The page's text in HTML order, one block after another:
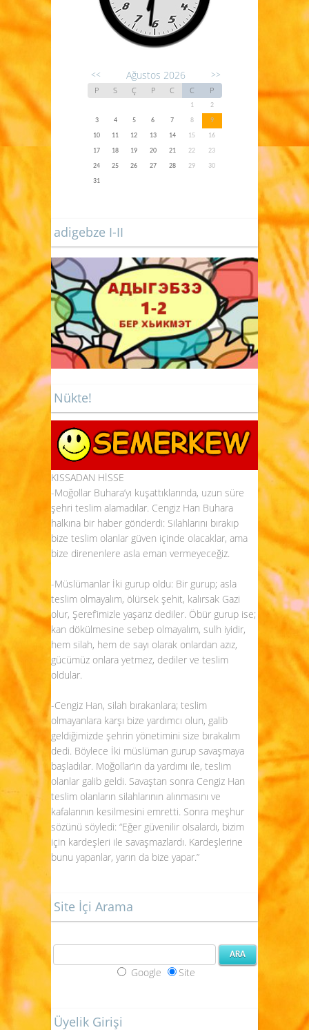
<< Ağustos 2026 >>
P S Ç P C C P
1
2
3
4 5 6 7 8
9
10
11 12 13 14 15
16
17
18 19 20 21 22
23
24
25 26 27 28 29
30
31
adigebze I-II
Nükte!
KISSADAN HİSSE
-Moğollar Buhara’yı kuşattıklarında, uzun süre
şehri teslim alamadılar. Cengiz Han Buhara
halkına bir haber gönderdi: Silahlarını bırakıp
bize teslim olanlar güven içinde olacaklar, ama
bize direnenlere asla eman vermeyeceğiz.
-Müslümanlar İki gurup oldu: Bir gurup; asla
teslim olmayalım, ölürsek şehit, kalırsak Gazi
olur, Şeref’imizle yaşarız dediler. Öbür gurup ise;
kan dökülmesine sebep olmayalım, sulh iyidir,
hem silah, hem de sayı olarak onlardan azız,
gücümüz onlara yetmez, dediler ve teslim
oldular.
-Cengiz Han, silah bırakanlara; teslim
olmayanlara karşı bize yardımcı olun, galib
geldiğimizde şehrin yönetimini size bırakalım
dedi. Böylece İki müslüman gurup savaşmaya
başladılar. Moğollar’ın da yardımı ile, teslim
olanlar galib geldi. Savaştan sonra Cengiz Han
teslim olanların silahlarının alınmasını ve
kafalarının kesilmesini emretti. Sonra meşhur
sözünü söyledi: “Eğer güvenilir olsalardı, bizim
için kardeşleri ile savaşmazlardı. Kardeşlerine
bunu yapanlar, yarın da bize yapar.”
Site İçi Arama
Google Site
Üyelik Girişi